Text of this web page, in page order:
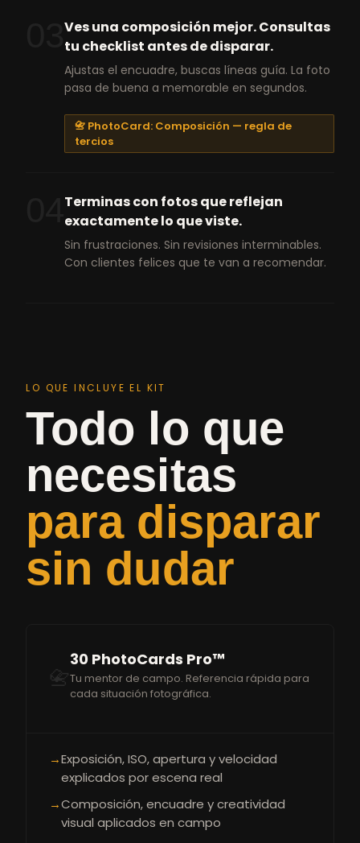
03Ves una composición mejor. Consultas
tu checklist antes de disparar.
Ajustas el encuadre, buscas líneas guía. La foto
pasa de buena a memorable en segundos.
📇 PhotoCard: Composición — regla de
tercios
Terminas con fotos que reflejan
exactamente lo que viste.
Sin frustraciones. Sin revisiones interminables.
Con clientes felices que te van a recomendar.
LO QUE INCLUYE EL KIT
Todo lo que
necesitas
para disparar
sin dudar
📇
30 PhotoCards Pro™
Tu mentor de campo. Referencia rápida para
cada situación fotográfica.
→Exposición, ISO, apertura y velocidad
explicados por escena real
→Composición, encuadre y creatividad
visual aplicados en campo